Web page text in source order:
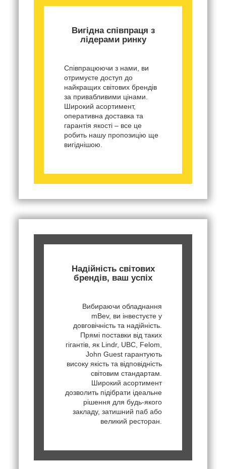
Вигідна співпраця з
лідерами ринку
Співпрацюючи з нами, ви
отримуєте доступ до
найкращих світових брендів
за привабливими цінами.
Широкий асортимент,
оперативна доставка та
гарантія якості – все це
робить нашу пропозицію ще
вигіднішою.
Надійність світових
брендів, ваш успіх
Вибираючи обладнання
mBev, ви інвестуєте у
довговічність та надійність.
Прямі поставки від таких
гігантів, як Lindr, UBC, Felom,
John Guest гарантують
високу якість та відповідність
світовим стандартам.
Широкий асортимент
дозволить підібрати ідеальне
рішення для будь-якого
закладу, затишний паб або
великий ресторан.